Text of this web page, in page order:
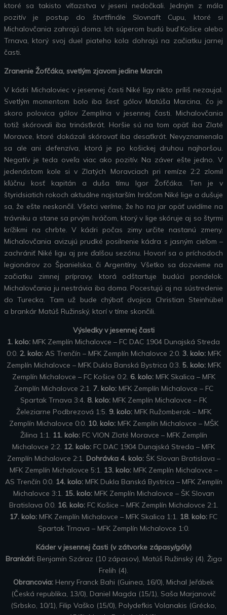
ktoré sa takisto víťazstva v jeseni nedočkali. Jedným z mála
pozitív je postup do štvrťfinále Slovnaft Cupu, ktoré si
Michalovčania zahrajú doma. Ich súperom budú buď Košice alebo
Trnava, ktorý svoj duel piateho kola dohrajú na začiatku jarnej
časti.
Zranenie Žofčáka, svetlým zjavom jedine Marcin
V kádri Michaloviec v jesennej časti Niké ligy nikto príliš nezaujal.
Svetlým momentom bolo iba šesť gólov Matúša Marcina, čo je
skoro polovica gólov Zemplína v jesennej časti. Michalovčania
totiž skórovali iba trinásťkrát. Horšie sú na tom opäť iba Zlaté
Moravce, ktoré dokázali skórovať iba desaťkrát. Nevyznamenala
sa ale ani defenzíva, ktorá je po košickej druhou najhoršou.
Negatív je teda oveľa viac ako pozitív. Na záver ešte jedno. V
jedenástom kole si v Zlatých Moravciach pri remíze 2:2 zlomil
kľúčnu kosť kapitán a duša tímu Igor Žofčáka. Ten je v
štyridsiatich rokoch aktuálne najstarším hráčom Niké lige a dušuje
sa, že ešte neskončil. Všetci veríme, že ho na jar opäť uvidíme na
trávniku a stane sa prvým hráčom, ktorý v lige skóruje aj so štyrmi
krížikmi na chrbte.V kádri počas zimy určite nastanú zmeny.
Michalovčania avizujú prudké posilnenie kádra s jasným cieľom –
zachrániť Niké ligu aj pre ďalšou sezónu. Hovorí sa o príchodoch
legionárov zo Španielska, či Argentíny. Všetko sa dozvieme na
začiatku zimnej prípravy, ktorá odštartuje budúci pondelok.
Michalovčania ju nestrávia iba doma. Pocestujú aj na sústredenie
do Turecka. Tam už bude chýbať dvojica Christian Steinhübel
a brankár Matúš Ružinský, ktorí v tíme skončili.
Výsledky v jesennej časti
1. kolo: MFK Zemplín Michalovce – FC DAC 1904 Dunajská Streda
0:0. 2. kolo: AS Trenčín – MFK Zemplín Michalovce 2:0. 3. kolo:MFK
Zemplín Michalovce – MFK Dukla Banská Bystrica 0:3. 5. kolo: MFK
Zemplín Michalovce – FC Košice 0:2. 6. kolo: MFK Skalica – MFK
Zemplín Michalovce 2:1. 7. kolo: MFK Zemplín Michalovce – FC
Spartak Trnava 3:4. 8. kolo: MFK Zemplín Michalovce – FK
Železiarne Podbrezová 1:5. 9. kolo:MFK Ružomberok – MFK
Zemplín Michalovce 0:0. 10. kolo:MFK Zemplín Michalovce – MŠK
Žilina 1:1. 11. kolo: FC VION Zlaté Moravce – MFK Zemplín
Michalovce 2:2. 12. kolo: FC DAC 1904 Dunajská Streda – MFK
Zemplín Michalovce 2:1. Dohrávka 4. kolo: ŠK Slovan Bratislava –
MFK Zemplín Michalovce 5:1. 13. kolo: MFK Zemplín Michalovce –
AS Trenčín 0:0. 14. kolo:MFK Dukla Banská Bystrica – MFK Zemplín
Michalovce 3:1. 15. kolo:MFK Zemplín Michalovce – ŠK Slovan
Bratislava 0:0. 16. kolo: FC Košice – MFK Zemplín Michalovce 2:1.
17. kolo: MFK Zemplín Michalovce – MFK Skalica 1:1. 18. kolo: FC
Spartak Trnava – MFK Zemplín Michalovce 1:0.
Káder v jesennej časti (v zátvorke zápasy/góly)
Brankári:Benjamín Száraz (10 zápasov), Matúš Ružinský (4). Žiga
Frelih (4).
Obrancovia: Henry Franck Bahi (Guinea, 16/0), Michal Jeřábek
(Česká republika, 13/0), Daniel Magda (15/1), Saša Marjanovič
(Srbsko, 10/1), Filip Vaško (15/0), Polydefkis Volanakis (Grécko,